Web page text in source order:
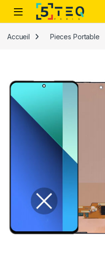
Passer à la navigation
Aller au contenu
Accueil Pieces Portable